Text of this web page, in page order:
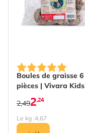
Boules de graisse 6
pièces | Vivara Kids
2,24
2,49
Le kg :4,67